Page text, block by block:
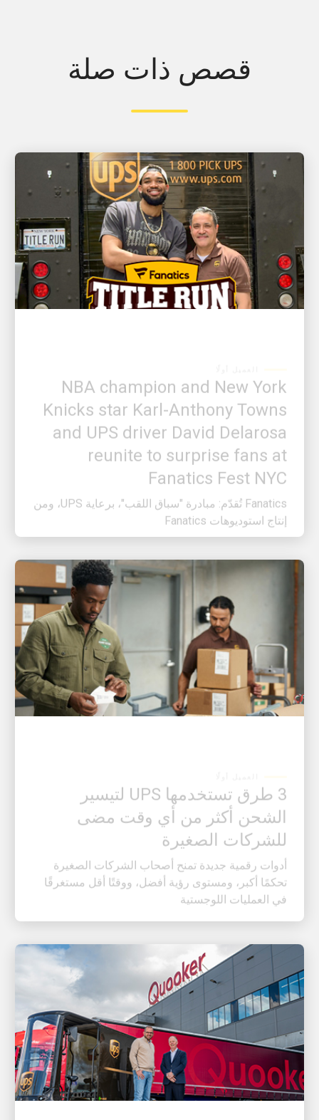
قصص ذات صلة
Knicks star Karl-Anthony Towns
and UPS driver David Delarosa
reunite to surprise fans at
Fanatics Fest NYC
إنتاج استوديوهات Fanatics
الشحن أكثر من أي وقت مضى
للشركات الصغيرة
أدوات رقمية جديدة تمنح أصحاب الشركات الصغيرة
تحكمًا أكبر، ومستوى رؤية أفضل، ووقتًا أقل مستغرقًا
في العمليات اللوجستية